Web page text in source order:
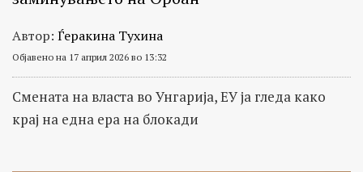
Автор: Ѓеракина Тухина
Објавено на 17 април 2026 во 13:32
Смената на власта во Унгарија, ЕУ ја гледа како
крај на една ера на блокади